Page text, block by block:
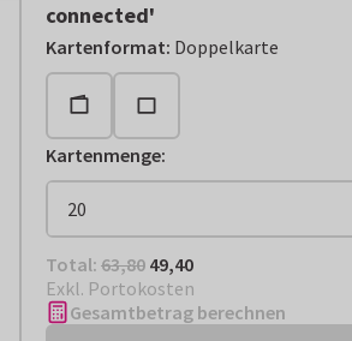
connected'
Kartenformat: Doppelkarte
Kartenmenge:
Total: € 49,40
Total: 63,80 49,40
Exkl. Portokosten
Gesamtbetrag berechnen